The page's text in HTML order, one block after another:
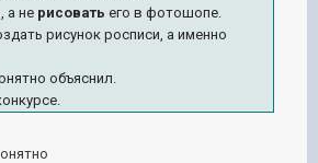
а не рисовать его в фотошопе.
рисунок росписи, а именно
объяснил.